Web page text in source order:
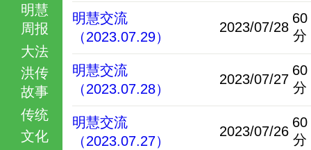
明慧
周报
大法
洪传
故事
传统
文化
明慧交流
（2023.07.29）
2023/07/28
60
分
明慧交流
（2023.07.28）
2023/07/27
60
分
明慧交流
（2023.07.27）
2023/07/26
60
分